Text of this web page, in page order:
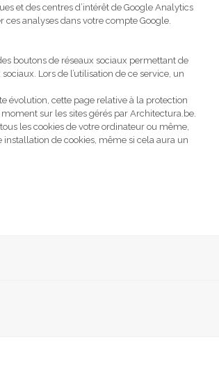
et des centres d’intérêt de Google Analytics
analyses dans votre compte Google.
boutons de réseaux sociaux permettant de
Lors de l’utilisation de ce service, un
évolution, cette page relative à la protection
sur les sites gérés par Architectura.be.
les cookies de votre ordinateur ou même,
de cookies, même si cela aura un